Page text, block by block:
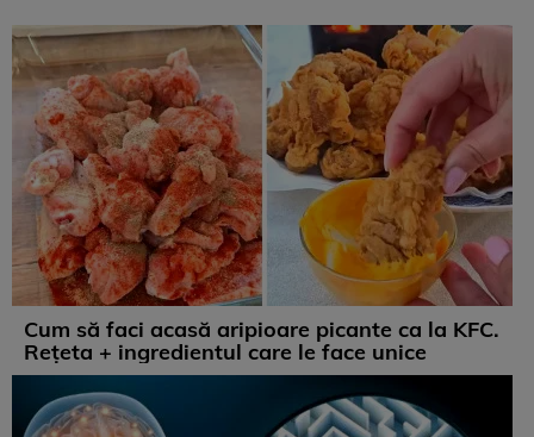
Cum să faci acasă aripioare picante ca la KFC.
Rețeta + ingredientul care le face unice